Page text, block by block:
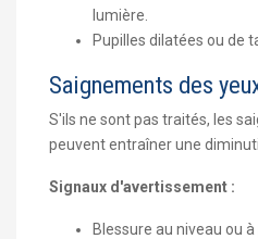
lumière.
Pupilles dilatées ou de
Saignements des
S'ils ne sont pas traités, les
peuvent entraîner une
Signaux d'avertissement :
Blessure au niveau ou